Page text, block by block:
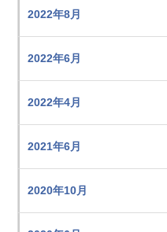
2022年8月
2022年6月
2022年4月
2021年6月
2020年10月